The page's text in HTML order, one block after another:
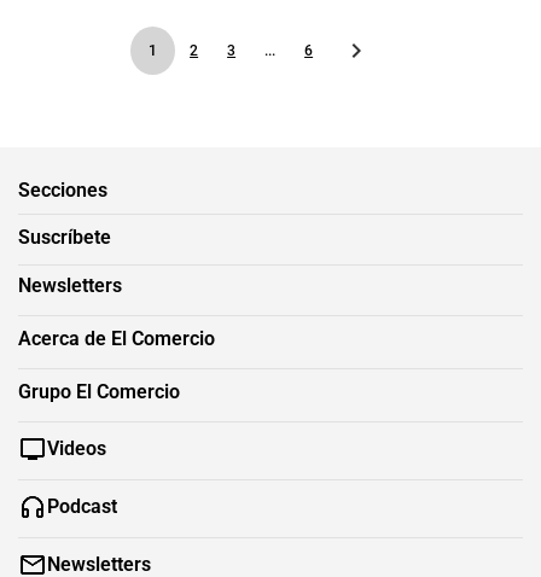
1 2 3 ... 6
Secciones
Suscríbete
Newsletters
Acerca de El Comercio
Grupo El Comercio
Videos
Podcast
Newsletters